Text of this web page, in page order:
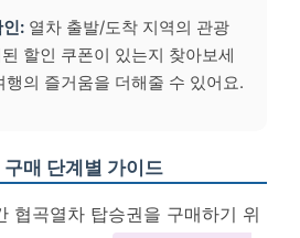
인: 열차 출발/도착 지역의 관광
할인 쿠폰이 있는지 찾아보세
행의 즐거움을 더해줄 수 있어요.
매 단계별 가이드
협곡열차 탑승권을 구매하기 위